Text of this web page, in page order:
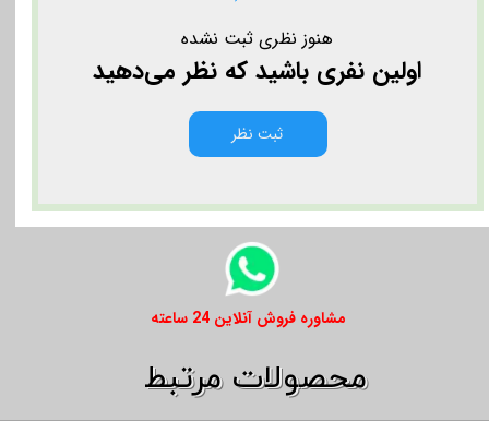
هنوز نظری ثبت نشده
اولین نفری باشید که نظر می‌دهید
ثبت نظر
​​مشاوره فروش آنلاین 24 ساعته
​​محصولات مرتبط